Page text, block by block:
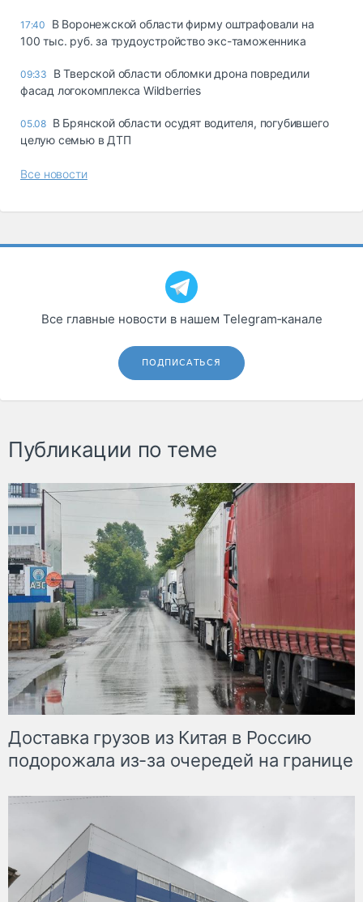
17:40
В Воронежской области фирму оштрафовали на
100 тыс. руб. за трудоустройство экс-таможенника
09:33
В Тверской области обломки дрона повредили
фасад логокомплекса Wildberries
05.08 В Брянской области осудят водителя, погубившего
целую семью в ДТП
Все новости
Все главные новости в нашем Telegram‑канале
ПОДПИСАТЬСЯ
Публикации по теме
Доставка грузов из Китая в Россию
подорожала из-за очередей на границе